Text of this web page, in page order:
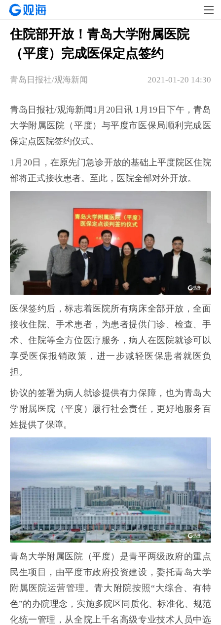
住院部开放！青岛大学附属医院
（平度）完成医保定点签约
2021-01-20 14:30
青岛日报社/观海新闻
青岛日报社/观海新闻1月20日讯 1月19日下午，青岛
大学附属医院（平度）与平度市医保局顺利完成医
保定点医院签约仪式。
1月20日，在原先门急诊开放的基础上平度院区住院
部将正式接收患者。至此，医院全部对外开放。
医保签约后，标志着医院所有病床全部开放，全面
接收住院、手术患者，为患者提供门诊、检查、手
术、住院等全方位医疗服务，病人在医院就诊可以
享受医保报销政策，进一步减轻医保患者就医负
担。
协议的签署为病人就诊提供有力保障，也为青岛大
学附属医院（平度）履行社会责任，更好地服务百
姓提供了保障。
青岛大学附属医院（平度）是青平两级政府的重点
民生项目，由平度市政府投资建设，委托青岛大学
附属医院运营管理。青大附院按照“大综合、有特
色”的办院理念，实施多院区同质化、标准化、规范
化统一管理，从全院上千名高级专业技术人员中选